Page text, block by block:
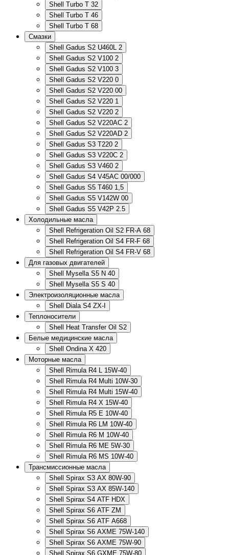
Shell Turbo T 32
Shell Turbo T 46
Shell Turbo T 68
Смазки
Shell Gadus S2 U460L 2
Shell Gadus S2 V100 2
Shell Gadus S2 V100 3
Shell Gadus S2 V220 0
Shell Gadus S2 V220 00
Shell Gadus S2 V220 1
Shell Gadus S2 V220 2
Shell Gadus S2 V220AC 2
Shell Gadus S2 V220AD 2
Shell Gadus S3 T220 2
Shell Gadus S3 V220C 2
Shell Gadus S3 V460 2
Shell Gadus S4 V45AC 00/000
Shell Gadus S5 T460 1,5
Shell Gadus S5 V142W 00
Shell Gadus S5 V42P 2.5
Холодильные масла
Shell Refrigeration Oil S2 FR-A 68
Shell Refrigeration Oil S4 FR-F 68
Shell Refrigeration Oil S4 FR-V 68
Для газовых двигателей
Shell Mysella S5 N 40
Shell Mysella S5 S 40
Электроизоляционные масла
Shell Diala S4 ZX-I
Теплоносители
Shell Heat Transfer Oil S2
Белые медицинские масла
Shell Ondina X 420
Моторные масла
Shell Rimula R4 L 15W-40
Shell Rimula R4 Multi 10W-30
Shell Rimula R4 Multi 15W-40
Shell Rimula R4 X 15W-40
Shell Rimula R5 E 10W-40
Shell Rimula R6 LM 10W-40
Shell Rimula R6 M 10W-40
Shell Rimula R6 ME 5W-30
Shell Rimula R6 MS 10W-40
Трансмиссионные масла
Shell Spirax S3 AX 80W-90
Shell Spirax S3 AX 85W-140
Shell Spirax S4 ATF HDX
Shell Spirax S6 ATF ZM
Shell Spirax S6 ATF А668
Shell Spirax S6 AXME 75W-140
Shell Spirax S6 AXME 75W-90
Shell Spirax S6 GXME 75W-80